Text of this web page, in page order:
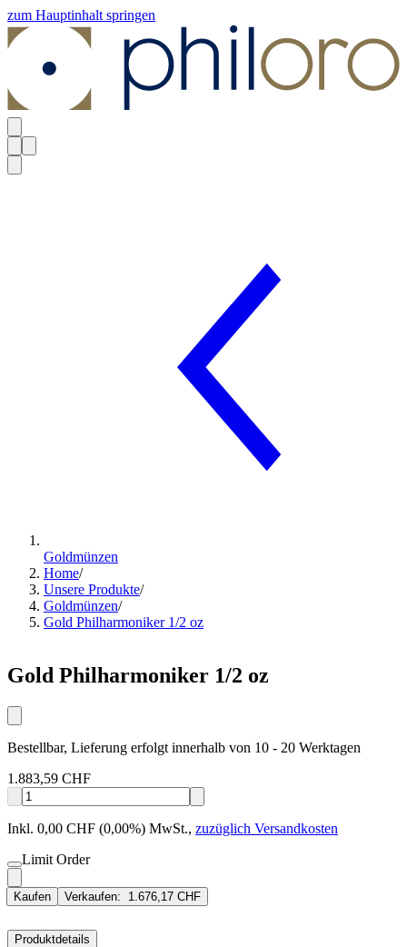
zum Hauptinhalt springen
Goldmünzen
Home/
Unsere Produkte/
Goldmünzen/
Gold Philharmoniker 1/2 oz
Gold Philharmoniker 1/2 oz
Bestellbar, Lieferung erfolgt innerhalb von 10 - 20 Werktagen
1.883,59 CHF
Inkl. 0,00 CHF (0,00%) MwSt., zuzüglich Versandkosten
Limit Order
Kaufen Verkaufen: 1.676,17 CHF
Produktdetails